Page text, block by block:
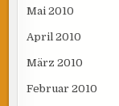
Mai 2010
April 2010
März 2010
Februar 2010